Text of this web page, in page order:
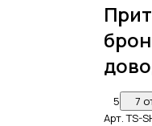
5
7
Арт.TS-